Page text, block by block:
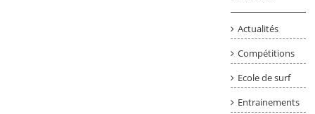
Actualités
Compétitions
Ecole de surf
Entrainements